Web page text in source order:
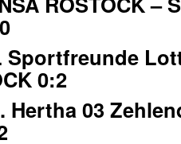
Sportfreunde
0:2
Hertha 03